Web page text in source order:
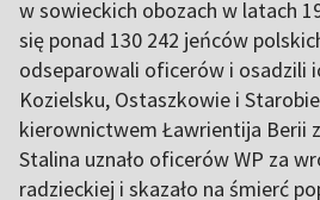
w sowieckich obozach w latach
się ponad 130 242 jeńców
odseparowali oficerów i osadzili
Kozielsku, Ostaszkowie i
kierownictwem Ławrientija Berii
Stalina uznało oficerów WP za
radzieckiej i skazało na śmierć